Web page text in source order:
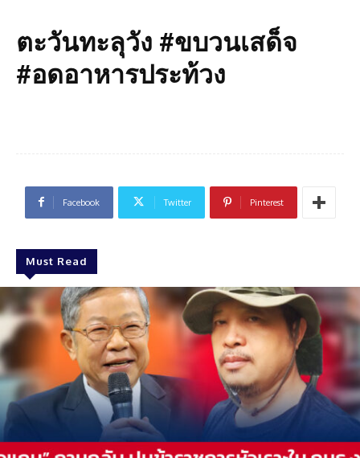
ตะวันทะลุวัง #ขบวนเสด็จ
#อดอาหารประท้วง
Facebook Twitter Pinterest
Must Read